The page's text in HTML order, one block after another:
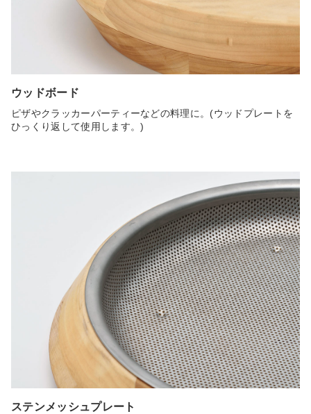
ウッドボード
ピザやクラッカーパーティーなどの料理に。(ウッドプレートを
ひっくり返して使用します。)
ステンメッシュプレート